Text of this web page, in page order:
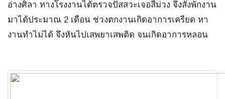
อ่างศิลา ทางโรงงานได้ตรวจปัสสวะเจอสีม่วง จึงสั่งพักงาน
มาได้ประมาณ 2 เดือน ช่วงตกงานเกิดอาการเครียด หา
งานทำไม่ได้ จึงหันไปเสพยาเสพติด จนเกิดอาการหลอน